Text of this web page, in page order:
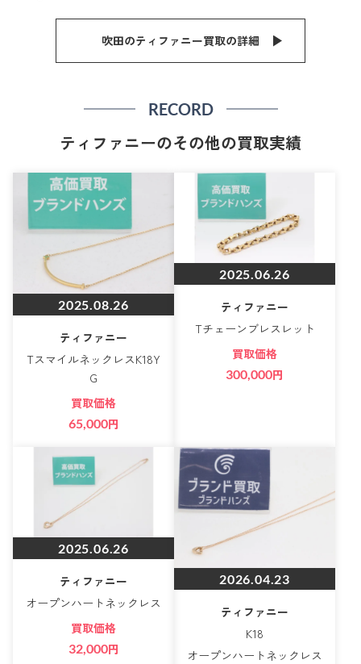
吹田のティファニー買取の詳細
RECORD
ティファニーのその他の買取実績
2025.08.26
ティファニー
TスマイルネックレスK18Y
G
買取価格
65,000円
2025.06.26
ティファニー
Tチェーンブレスレット
買取価格
300,000円
2025.06.26
ティファニー
オープンハートネックレス
買取価格
32,000円
2026.04.23
ティファニー
K18
オープンハートネックレス